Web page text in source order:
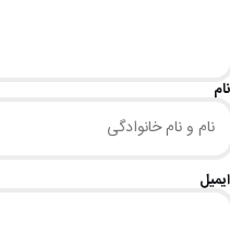
نام
ایمیل